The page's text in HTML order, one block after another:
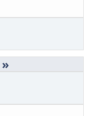
»